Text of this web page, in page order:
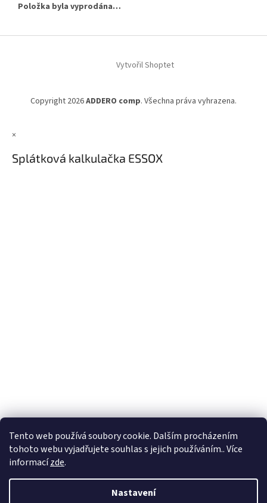
Tento web používá soubory cookie. Dalším procházením
tohoto webu vyjadřujete souhlas s jejich používáním.. Více
informacízde.
Nastavení
Položka byla vyprodána…
Vytvořil Shoptet
Copyright 2026ADDERO comp. Všechna práva vyhrazena.
×
Splátková kalkulačka ESSOX